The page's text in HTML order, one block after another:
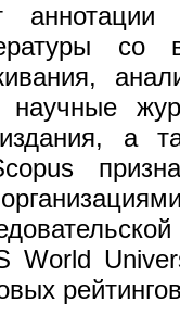
со
научные
а
World